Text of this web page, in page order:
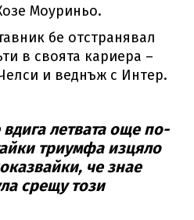
Моуриньо.
бе отстранявал
в своята кариера –
и веднъж с Интер.
летвата още по-
триумфа изцяло
че знае
срещу този